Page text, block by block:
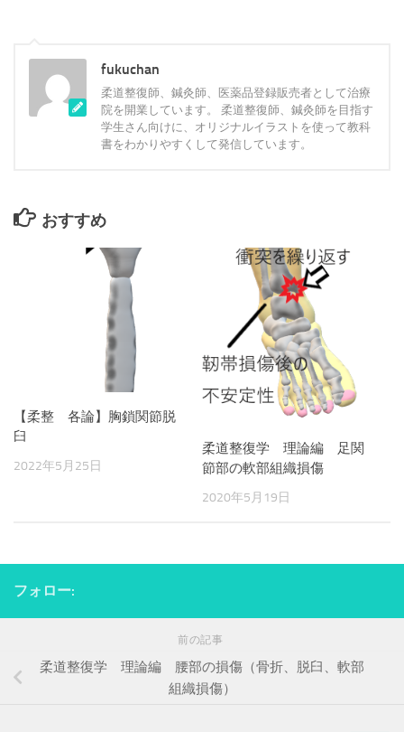
fukuchan
柔道整復師、鍼灸師、医薬品登録販売者として治療
院を開業しています。 柔道整復師、鍼灸師を目指す
学生さん向けに、オリジナルイラストを使って教科
書をわかりやすくして発信しています。
おすすめ
【柔整 各論】胸鎖関節脱
臼
2022年5月25日
柔道整復学 理論編 足関
節部の軟部組織損傷
2020年5月19日
フォロー:
前の記事
柔道整復学 理論編 腰部の損傷（骨折、脱臼、軟部
組織損傷）